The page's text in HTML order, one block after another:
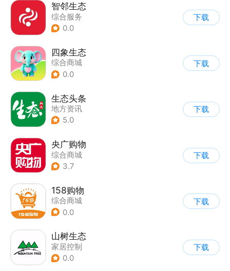
智邻生态
综合服务
0.0
下载
四象生态
综合商城
0.0
下载
生态头条
地方资讯
5.0
下载
央广购物
综合商城
3.7
下载
158购物
综合商城
0.0
下载
山树生态
家居控制
0.0
下载